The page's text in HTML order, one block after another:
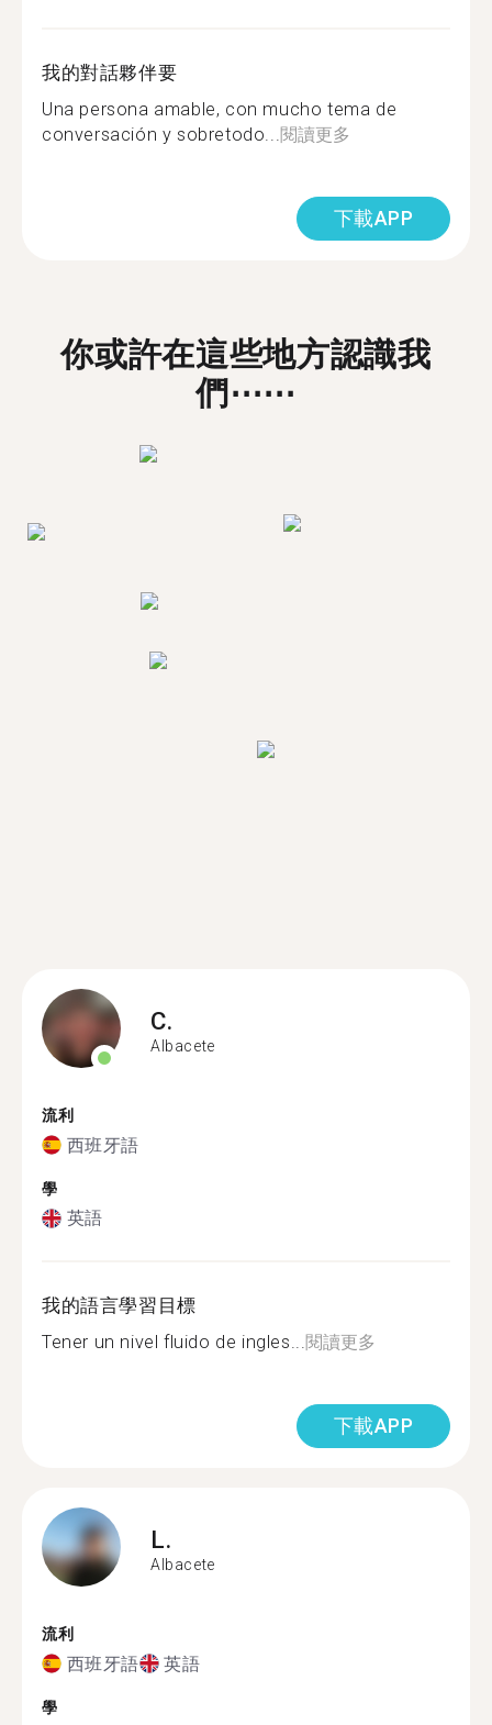
我的對話夥伴要
Una persona amable, con mucho tema de
conversación y sobretodo...閱讀更多
下載APP
你或許在這些地方認識我
們⋯⋯
C.
Albacete
流利
西班牙語
學
英語
我的語言學習目標
Tener un nivel fluido de ingles...閱讀更多
下載APP
L.
Albacete
流利
西班牙語 英語
學